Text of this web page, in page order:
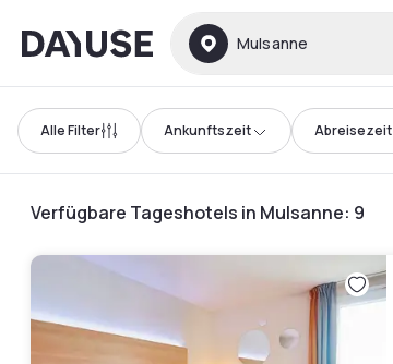
Dayuse Mulsanne
Alle Filter Ankunftszeit Abreisezeit
Verfügbare Tageshotels in Mulsanne: 9